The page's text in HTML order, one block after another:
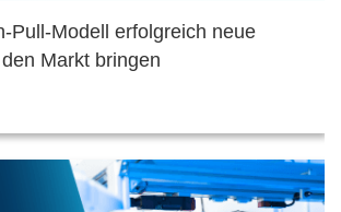
Pull-Modell erfolgreich neue
Markt bringen